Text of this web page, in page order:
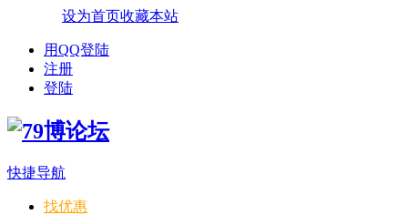
设为首页收藏本站
用QQ登陆
注册
登陆
快捷导航
找优惠